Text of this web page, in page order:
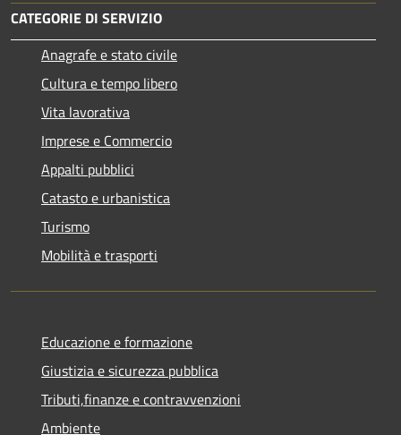
CATEGORIE DI SERVIZIO
Anagrafe e stato civile
Cultura e tempo libero
Vita lavorativa
Imprese e Commercio
Appalti pubblici
Catasto e urbanistica
Turismo
Mobilità e trasporti
Educazione e formazione
Giustizia e sicurezza pubblica
Tributi,finanze e contravvenzioni
Ambiente